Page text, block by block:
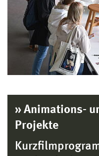
» Animations-
Projekte